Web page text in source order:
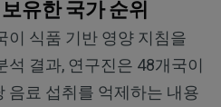
유한 국가 순위
이 식품 기반 영양 지침을
석 결과, 연구진은 48개국이
음료 섭취를 억제하는 내용